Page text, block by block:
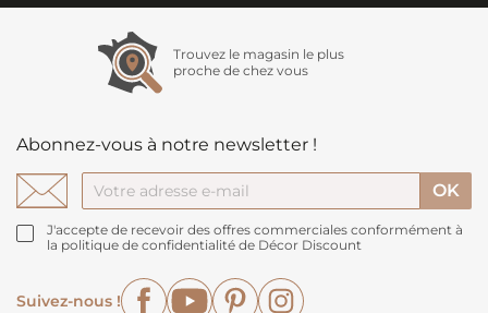
Trouvez le magasin le plus
proche de chez vous
Abonnez-vous à notre newsletter !
J'accepte de recevoir des offres commerciales conformément à
la politique de confidentialité de Décor Discount
Suivez-nous !
FacebookYouTubePinterest